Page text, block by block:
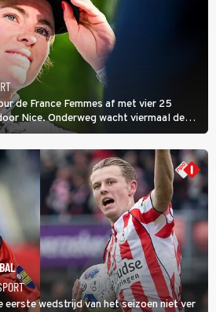
de France Femmes af met vier 25
Nice. Onderweg wacht viermaal de
op de Promenade des Anglais krijgt
gele trui.
wedstrijd van het seizoen niet ver